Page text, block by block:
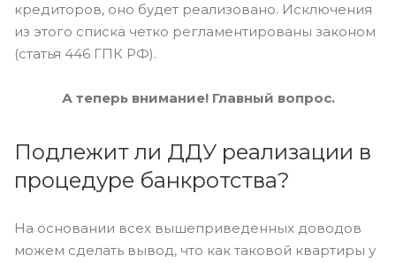
кредиторов, оно будет реализовано. Исключения
из этого списка четко регламентированы законом
(статья 446 ГПК РФ).
А теперь внимание! Главный вопрос.
Подлежит ли ДДУ реализации в
процедуре банкротства?
На основании всех вышеприведенных доводов
можем сделать вывод, что как таковой квартиры у